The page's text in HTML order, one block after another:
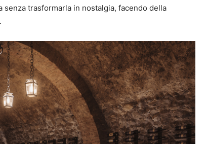
trasformarla in nostalgia, facendo della